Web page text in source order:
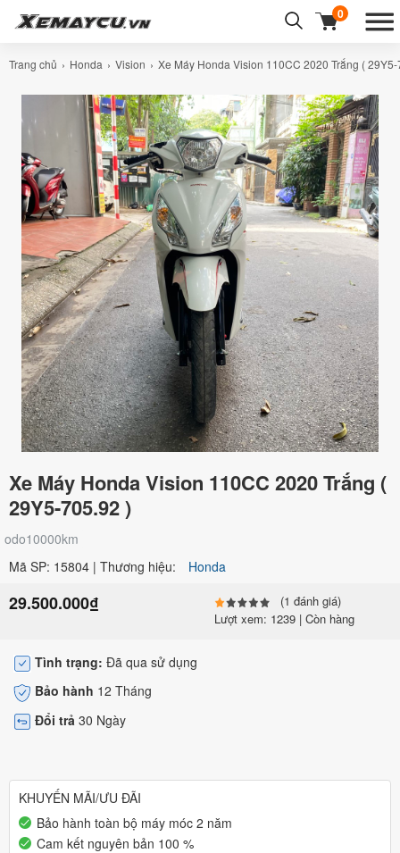
0
Trang chủ Honda Vision Xe Máy Honda Vision 110CC 2020 Trắng (
Xe Máy Honda Vision 110CC 2020 Trắng (
29Y5-705.92 )
odo10000km
Mã SP: 15804 | Thương hiệu:
Honda
29.500.000₫
(1 đánh giá)
Lượt xem: 1239 | Còn hàng
Tình trạng: Đã qua sử dụng
Bảo hành 12 Tháng
Đổi trả 30 Ngày
KHUYẾN MÃI/ƯU ĐÃI
Bảo hành toàn bộ máy móc 2 năm
Cam kết nguyên bản 100 %